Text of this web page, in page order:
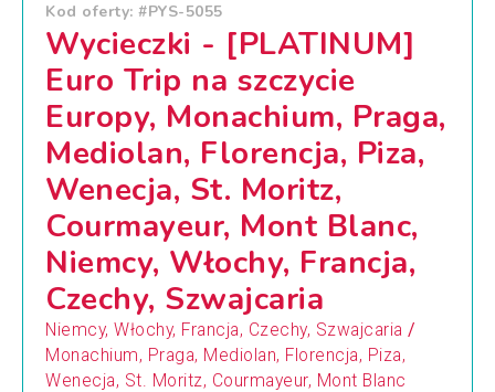
Kod oferty: #PYS-5055
Wycieczki - [PLATINUM]
Euro Trip na szczycie
Europy, Monachium, Praga,
Mediolan, Florencja, Piza,
Wenecja, St. Moritz,
Courmayeur, Mont Blanc,
Niemcy, Włochy, Francja,
Czechy, Szwajcaria
Niemcy, Włochy, Francja, Czechy, Szwajcaria /
Monachium, Praga, Mediolan, Florencja, Piza,
Wenecja, St. Moritz, Courmayeur, Mont Blanc